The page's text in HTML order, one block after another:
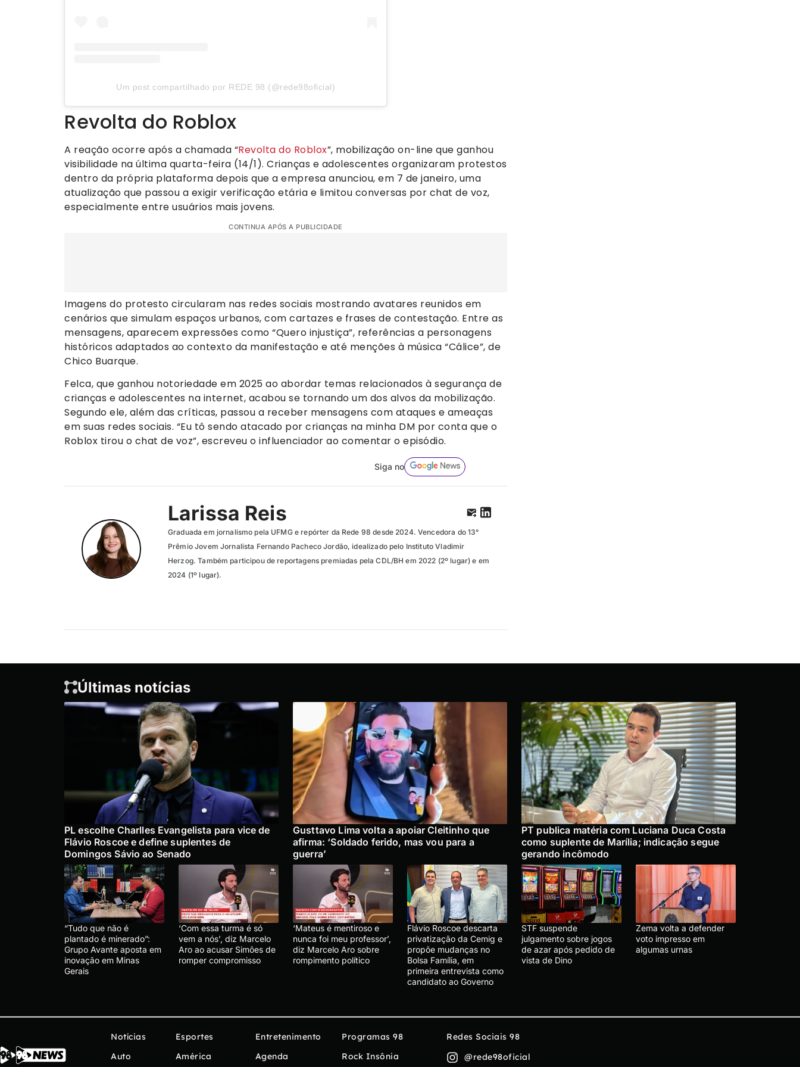
Um post compartilhado por REDE 98 (@rede98oficial)
Revolta do Roblox
A reação ocorre após a chamada “Revolta do Roblox”, mobilização on-line que ganhou
visibilidade na última quarta-feira (14/1). Crianças e adolescentes organizaram protestos
dentro da própria plataforma depois que a empresa anunciou, em 7 de janeiro, uma
atualização que passou a exigir verificação etária e limitou conversas por chat de voz,
especialmente entre usuários mais jovens.
CONTINUA APÓS A PUBLICIDADE
Imagens do protesto circularam nas redes sociais mostrando avatares reunidos em
cenários que simulam espaços urbanos, com cartazes e frases de contestação. Entre as
mensagens, aparecem expressões como “Quero injustiça”, referências a personagens
históricos adaptados ao contexto da manifestação e até menções à música “Cálice”, de
Chico Buarque.
Felca, que ganhou notoriedade em 2025 ao abordar temas relacionados à segurança de
crianças e adolescentes na internet, acabou se tornando um dos alvos da mobilização.
Segundo ele, além das críticas, passou a receber mensagens com ataques e ameaças
em suas redes sociais. “Eu tô sendo atacado por crianças na minha DM por conta que o
Roblox tirou o chat de voz”, escreveu o influenciador ao comentar o episódio.
Siga no
Larissa Reis
Graduada em jornalismo pela UFMG e repórter da Rede 98 desde 2024. Vencedora do 13°
Prêmio Jovem Jornalista Fernando Pacheco Jordão, idealizado pelo Instituto Vladimir
Herzog. Também participou de reportagens premiadas pela CDL/BH em 2022 (2º lugar) e em
2024 (1º lugar).
Últimas notícias
PL escolhe Charlles Evangelista para vice de
Flávio Roscoe e define suplentes de
Domingos Sávio ao Senado
Gusttavo Lima volta a apoiar Cleitinho que
afirma: ‘Soldado ferido, mas vou para a
guerra’
PT publica matéria com Luciana Duca Costa
como suplente de Marília; indicação segue
gerando incômodo
“Tudo que não é
plantado é minerado”:
Grupo Avante aposta em
inovação em Minas
Gerais
‘Com essa turma é só
vem a nós’, diz Marcelo
Aro ao acusar Simões de
romper compromisso
‘Mateus é mentiroso e
nunca foi meu professor’,
diz Marcelo Aro sobre
rompimento político
Flávio Roscoe descarta
privatização da Cemig e
propõe mudanças no
Bolsa Família, em
primeira entrevista como
candidato ao Governo
STF suspende
julgamento sobre jogos
de azar após pedido de
vista de Dino
Zema volta a defender
voto impresso em
algumas urnas
Notícias
Auto
Esportes
América
Entretenimento
Agenda
Programas 98
Rock Insônia
Redes Sociais 98
@rede98oficial